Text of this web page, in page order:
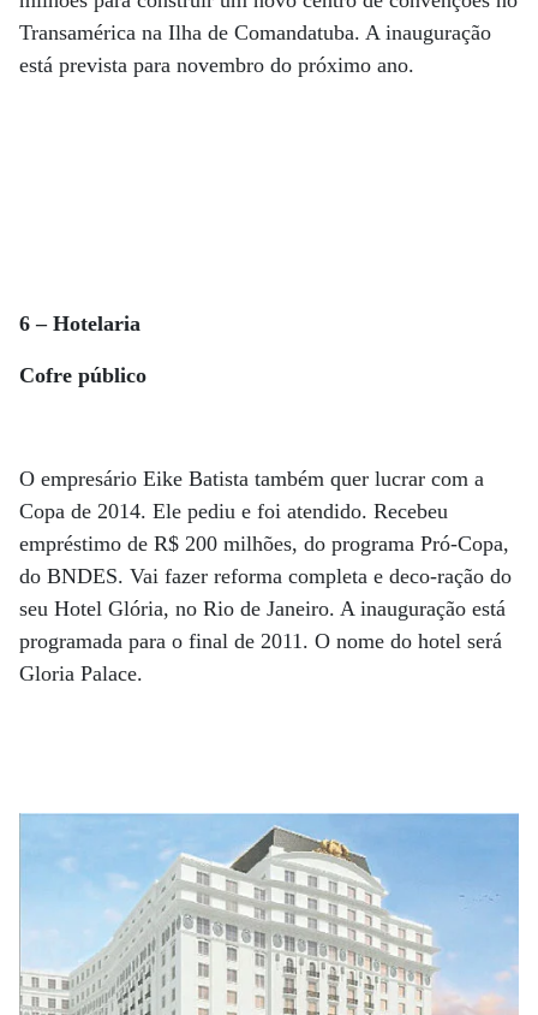
Transamérica na Ilha de Comandatuba. A inauguração
está prevista para novembro do próximo ano.
6 – Hotelaria
Cofre público
O empresário Eike Batista também quer lucrar com a
Copa de 2014. Ele pediu e foi atendido. Recebeu
empréstimo de R$ 200 milhões, do programa Pró-Copa,
do BNDES. Vai fazer reforma completa e deco-ração do
seu Hotel Glória, no Rio de Janeiro. A inauguração está
programada para o final de 2011. O nome do hotel será
Gloria Palace.